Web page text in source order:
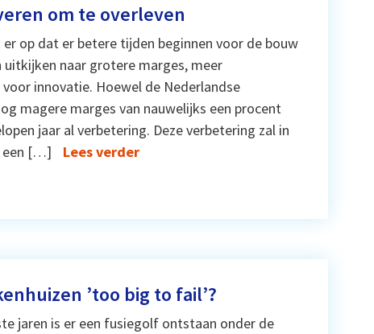
om te overleven
op dat er betere tijden beginnen voor de bouw
uitkijken naar grotere marges, meer
innovatie. Hoewel de Nederlandse
magere marges van nauwelijks een procent
jaar al verbetering. Deze verbetering zal in
een […]
Lees verder
’too big to fail’?
jaren is er een fusiegolf ontstaan onder de